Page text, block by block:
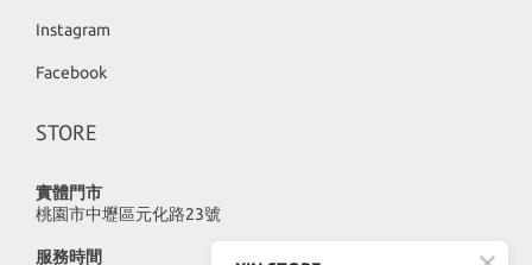
Instagram
Facebook
STORE
實體門市
桃園市中壢區元化路23號
服務時間